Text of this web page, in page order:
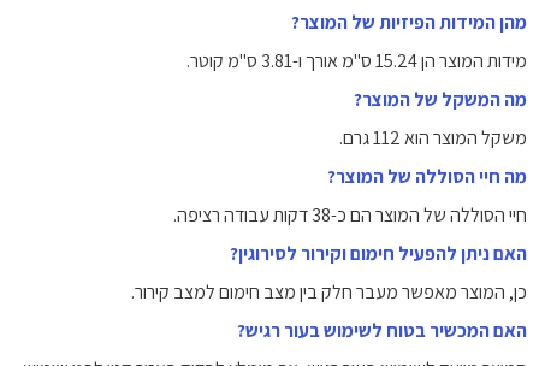
מהן המידות הפיזיות של המוצר?
מידות המוצר הן 15.24 ס"מ אורך ו-3.81 ס"מ קוטר.
מה המשקל של המוצר?
משקל המוצר הוא 112 גרם.
מה חיי הסוללה של המוצר?
חיי הסוללה של המוצר הם כ-38 דקות עבודה רציפה.
האם ניתן להפעיל חימום וקירור לסירוגין?
כן, המוצר מאפשר מעבר חלק בין מצב חימום למצב קירור.
האם המכשיר בטוח לשימוש בעור רגיש?